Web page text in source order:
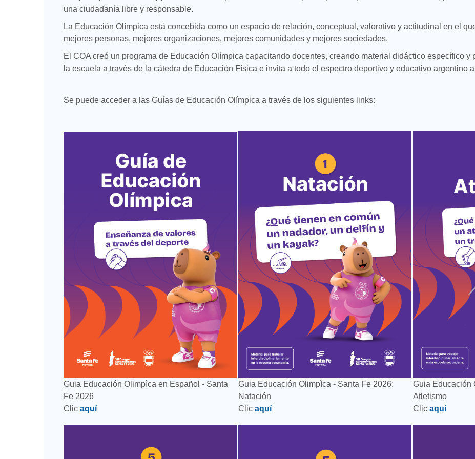
una ciudadanía libre y responsable.
La Educación Olímpica está concebida como un espacio de relación, conceptual, valorativo y actitudinal en el
mejores personas, mejores organizaciones, mejores comunidades y mejores sociedades.
El COA creó un programa de Educación Olímpica capacitando docentes, creando material didáctico específico
la escuela a través de la cátedra de Educación Física e invita a todo el espectro deportivo y educativo argentino
Se puede acceder a las Guías de Educación Olímpica a través de los siguientes links:
Guia Educación Olimpìca en Español - Santa
Fe 2026
Clic aquí
Guia Educación Olimpìca - Santa Fe 2026:
Natación
Clic aquí
Guia Educación
Atletismo
Clic aquí